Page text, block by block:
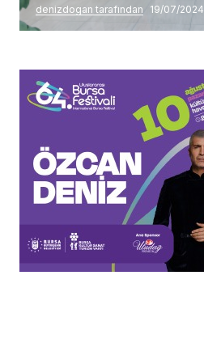
denizdogan tarafından 19/07/2024